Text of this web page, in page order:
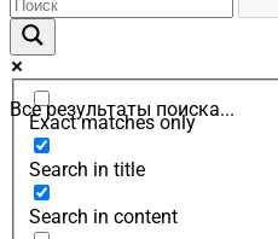
Все результаты поиска...
Exact matches only
Search in title
Search in content